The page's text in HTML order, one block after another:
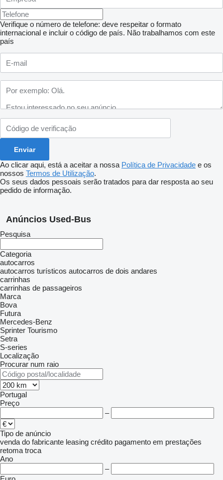
Verifique o número de telefone: deve respeitar o formato
internacional e incluir o código de país. Não trabalhamos com este
país
Ao clicar aqui, está a aceitar a nossa Política de Privacidade e os
nossos Termos de Utilização.
Os seus dados pessoais serão tratados para dar resposta ao seu
pedido de informação.
Anúncios Used-Bus
Pesquisa
Categoria
autocarros
autocarros turísticos autocarros de dois andares
carrinhas
carrinhas de passageiros
Marca
Bova
Futura
Mercedes-Benz
Sprinter Tourismo
Setra
S-series
Localização
Procurar num raio
Portugal
Preço
–
Tipo de anúncio
venda do fabricante leasing crédito pagamento em prestações
retoma troca
Ano
–